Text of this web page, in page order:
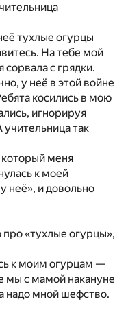
тухлые огурцы
На тебе мой
с грядки.
у неё в этой войне
косились в мою
игнорируя
так
меня
к моей
неё», и довольно
про «тухлые огурцы»,
к моим огурцам —
мы с мамой накануне
надо мной шефство.